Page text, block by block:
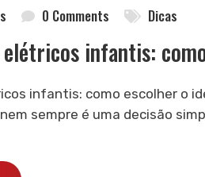
0 Comments Dicas
infantis:
infantis: como escolher o
sempre é uma decisão